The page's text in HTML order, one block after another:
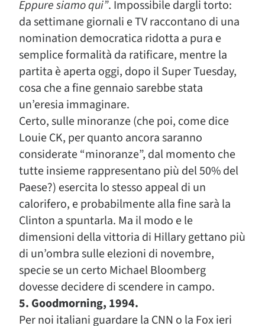
Eppure siamo qui”. Impossibile dargli torto:
da settimane giornali e TV raccontano di una
nomination democratica ridotta a pura e
semplice formalità da ratificare, mentre la
partita è aperta oggi, dopo il Super Tuesday,
cosa che a fine gennaio sarebbe stata
un’eresia immaginare.
Certo, sulle minoranze (che poi, come dice
Louie CK, per quanto ancora saranno
considerate “minoranze”, dal momento che
tutte insieme rappresentano più del 50% del
Paese?) esercita lo stesso appeal di un
calorifero, e probabilmente alla fine sarà la
Clinton a spuntarla. Ma il modo e le
dimensioni della vittoria di Hillary gettano più
di un’ombra sulle elezioni di novembre,
specie se un certo Michael Bloomberg
dovesse decidere di scendere in campo.
5. Goodmorning, 1994.
Per noi italiani guardare la CNN o la Fox ieri